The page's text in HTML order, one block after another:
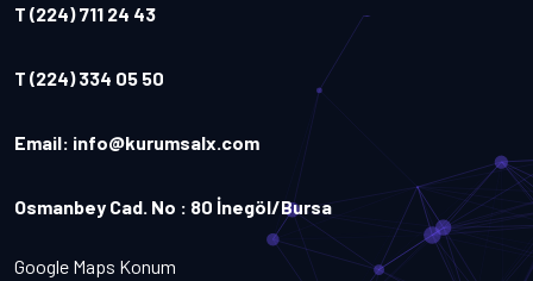
T (224) 711 24 43
T (224) 334 05 50
Email: info@kurumsalx.com
Osmanbey Cad. No : 80 İnegöl/Bursa
Google Maps Konum